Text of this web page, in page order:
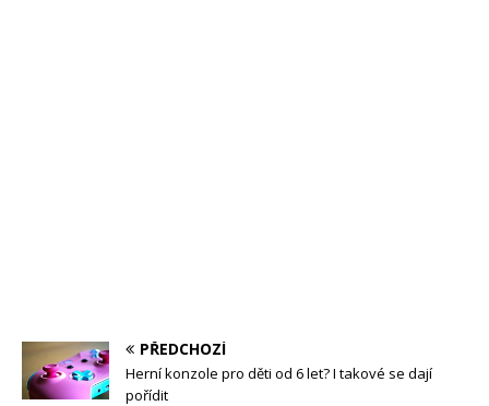
PŘEDCHOZÍ
Herní konzole pro děti od 6 let? I takové se dají
pořídit